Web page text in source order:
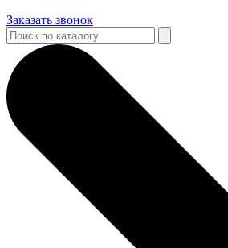
Заказать звонок